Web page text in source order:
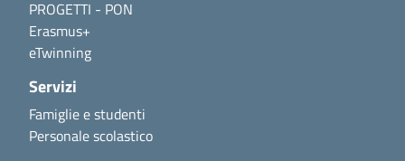
PROGETTI - PON
Erasmus+
eTwinning
Servizi
Famiglie e studenti
Personale scolastico